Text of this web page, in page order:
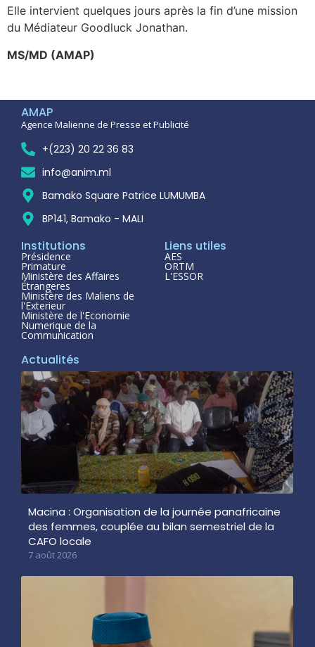
Elle intervient quelques jours après la fin d’une mission
du Médiateur Goodluck Jonathan.
MS/MD (AMAP)
AMAP
Agence Malienne de Presse et Publicité
+(223) 20 22 36 83
info@anim.ml
Bamako Square Patrice LUMUMBA
BP141, Bamako - MALI
Institutions
Présidence
Primature
Ministère des Affaires
Étrangeres
Ministère des Maliens de
l'Exterieur
Ministère de l'Economie
Numerique de la
Communication
Liens utiles
AES
ORTM
L'ESSOR
Actualités
Macina : Organisation de la journée panafricaine
des femmes, couplée au bilan semestriel de la
CAFO locale
7 août 2026